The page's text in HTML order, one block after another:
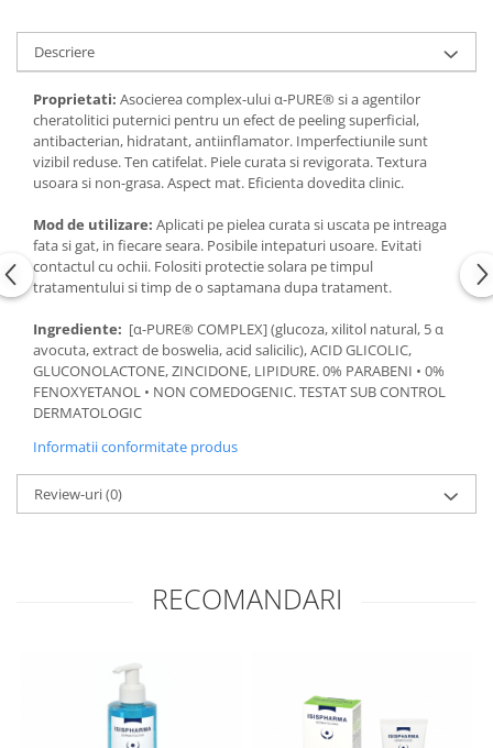
Descriere
Proprietati: Asocierea complex-ului α-PURE® si a agentilor
cheratolitici puternici pentru un efect de peeling superficial,
antibacterian, hidratant, antiinflamator. Imperfectiunile sunt
vizibil reduse. Ten catifelat. Piele curata si revigorata. Textura
usoara si non-grasa. Aspect mat. Eficienta dovedita clinic.
Mod de utilizare: Aplicati pe pielea curata si uscata pe intreaga
fata si gat, in fiecare seara. Posibile intepaturi usoare. Evitati
contactul cu ochii. Folositi protectie solara pe timpul
tratamentului si timp de o saptamana dupa tratament.
Ingrediente: [α-PURE® COMPLEX] (glucoza, xilitol natural, 5 α
avocuta, extract de boswelia, acid salicilic), ACID GLICOLIC,
GLUCONOLACTONE, ZINCIDONE, LIPIDURE. 0% PARABENI • 0%
FENOXYETANOL • NON COMEDOGENIC. TESTAT SUB CONTROL
DERMATOLOGIC
Informatii conformitate produs
Review-uri(0)
RECOMANDARI